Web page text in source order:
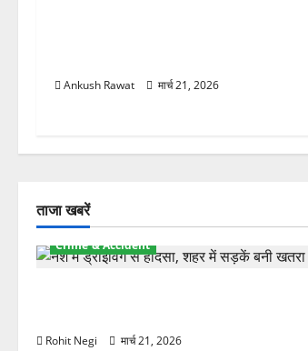
Ankush Rawat मार्च 21, 2026
ताजा खबरें
Crime & Accident
Rohit Negi मार्च 21, 2026